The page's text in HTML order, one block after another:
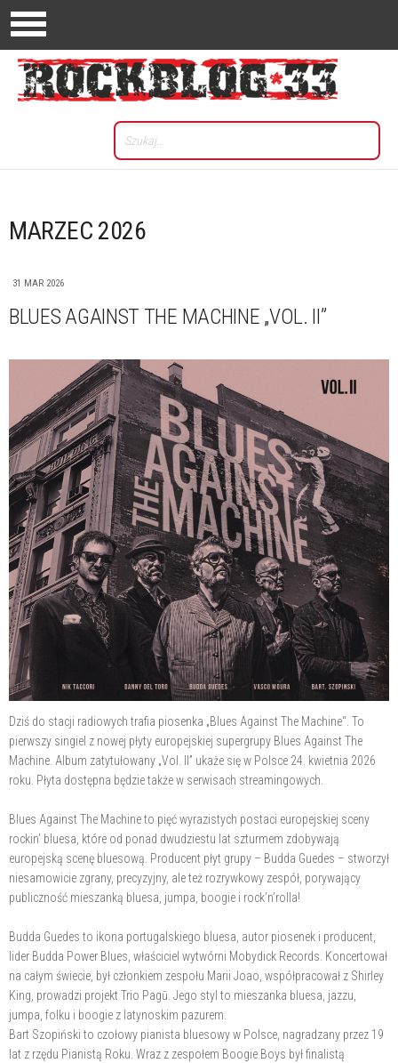
MARZEC 2026
31 MAR 2026
BLUES AGAINST THE MACHINE „VOL. II”
Dziś do stacji radiowych trafia piosenka „Blues Against The Machine“. To
pierwszy singiel z nowej płyty europejskiej supergrupy Blues Against The
Machine. Album zatytułowany „Vol. II” ukaże się w Polsce 24. kwietnia 2026
roku. Płyta dostępna będzie także w serwisach streamingowych.
Blues Against The Machine to pięć wyrazistych postaci europejskiej sceny
rockin’ bluesa, które od ponad dwudziestu lat szturmem zdobywają
europejską scenę bluesową. Producent płyt grupy – Budda Guedes – stworzył
niesamowicie zgrany, precyzyjny, ale też rozrywkowy zespół, porywający
publiczność mieszanką bluesa, jumpa, boogie i rock’n’rolla!
Budda Guedes to ikona portugalskiego bluesa, autor piosenek i producent,
lider Budda Power Blues, właściciel wytwórni Mobydick Records. Koncertował
na całym świecie, był członkiem zespołu Marii Joao, współpracował z Shirley
King, prowadzi projekt Trio Pagū. Jego styl to mieszanka bluesa, jazzu,
jumpa, folku i boogie z latynoskim pazurem.
Bart Szopiński to czołowy pianista bluesowy w Polsce, nagradzany przez 19
lat z rzędu Pianistą Roku. Wraz z zespołem Boogie Boys był finalistą